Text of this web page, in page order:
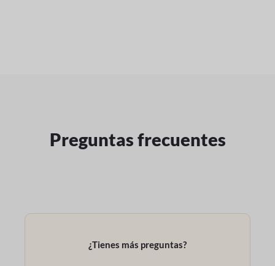
Preguntas frecuentes
¿Tienes más preguntas?